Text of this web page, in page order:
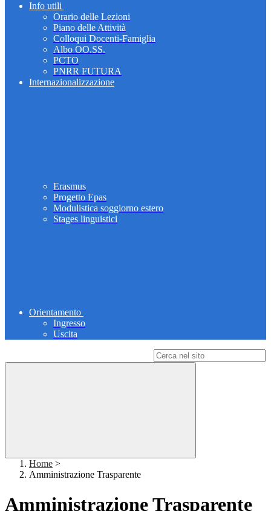
Info utili
Orario delle Lezioni
Piano delle Attività
Colloqui Docenti-Famiglia
Albo OO.SS.
PCTO
PNRR FUTURA
Internazionalizzazione
Erasmus
Progetto Epas
Modulistica soggiorno estero
Stages linguistici
Orientamento
Ingresso
Uscita
Home >
Amministrazione Trasparente
Amministrazione Trasparente